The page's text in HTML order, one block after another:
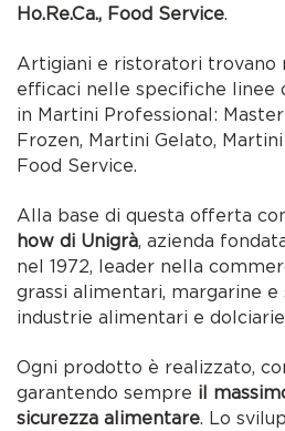
Ho.Re.Ca., Food Service.
Artigiani e ristoratori trovano
efficaci nelle specifiche linee
in Martini Professional:
Frozen, Martini Gelato,
Food Service.
Alla base di questa offerta
how di Unigrà, azienda
nel 1972, leader nella
grassi alimentari, margarine
industrie alimentari e
Ogni prodotto è realizzato,
garantendo sempre il
sicurezza alimentare. Lo